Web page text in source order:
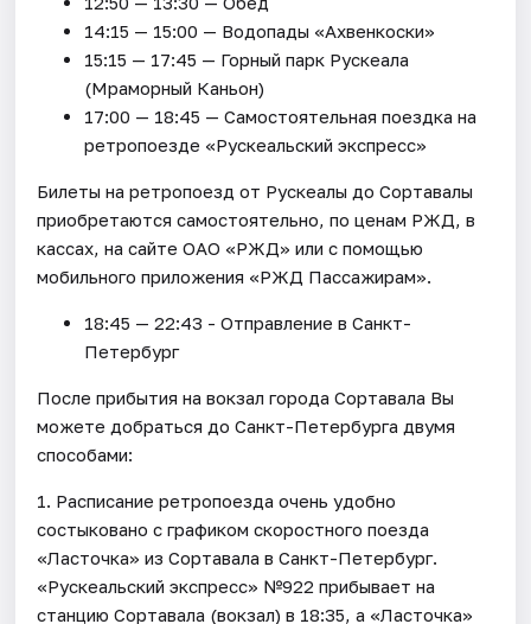
14:15 — 15:00 — Водопады «Ахвенкоски»
15:15 — 17:45 — Горный парк Рускеала
(Мраморный Каньон)
17:00 — 18:45 — Самостоятельная поездка на
ретропоезде «Рускеальский экспресс»
Билеты на ретропоезд от Рускеалы до Сортавалы
приобретаются самостоятельно, по ценам РЖД, в
кассах, на сайте ОАО «РЖД» или с помощью
мобильного приложения «РЖД Пассажирам».
18:45 — 22:43 - Отправление в Санкт-
Петербург
После прибытия на вокзал города Сортавала Вы
можете добраться до Санкт-Петербурга двумя
способами:
1. Расписание ретропоезда очень удобно
состыковано с графиком скоростного поезда
«Ласточка» из Сортавала в Санкт-Петербург.
«Рускеальский экспресс» №922 прибывает на
станцию Сортавала (вокзал) в 18:35, а «Ласточка»